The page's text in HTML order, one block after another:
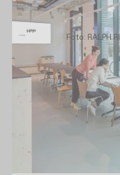
Foto: RALPH